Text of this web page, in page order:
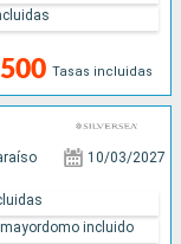
Tasas incluidas
10/03/2027
mayordomo incluido